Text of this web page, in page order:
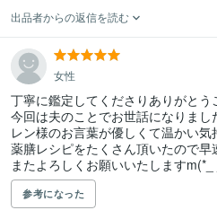
出品者からの返信を読む
女性
丁寧に鑑定してくださりありがとう
今回は夫のことでお世話になりまし
レン様のお言葉が優しくて温かい気
薬膳レシピをたくさん頂いたので早
またよろしくお願いいたしますm(*_
参考になった